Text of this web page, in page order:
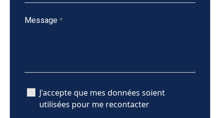
Message *
J'accepte que mes données soient
utilisées pour me recontacter